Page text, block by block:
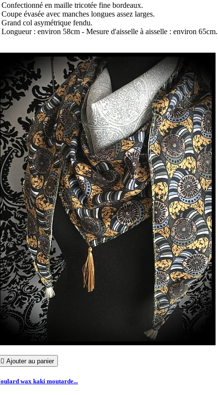
Confectionné en maille tricotée fine bordeaux.
Coupe évasée avec manches longues assez larges.
Grand col asymétrique fendu.
Longueur : environ 58cm - Mesure d'aisselle à aisselle : environ 65cm.
 Ajouter au panier
wax kaki moutarde...